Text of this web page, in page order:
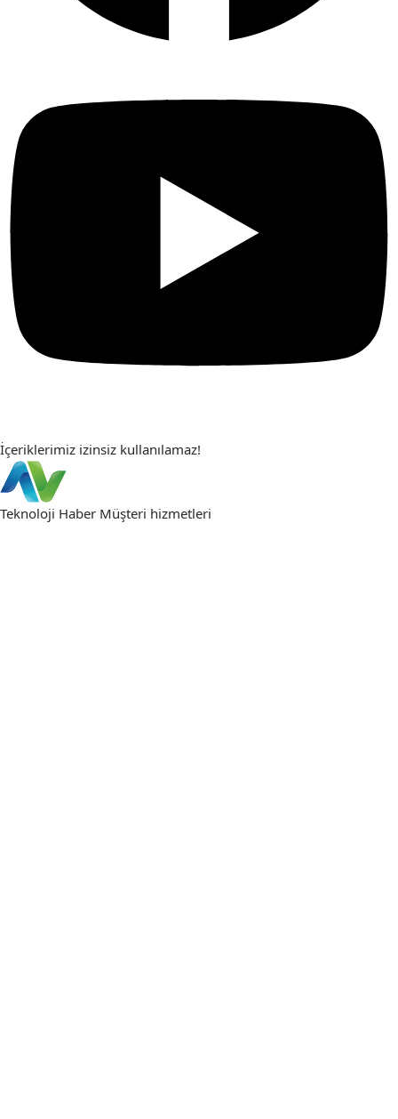
İçeriklerimiz izinsiz kullanılamaz!
Teknoloji Haber Müşteri hizmetleri